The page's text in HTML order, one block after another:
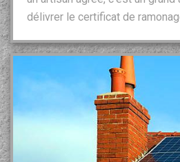
délivrer le certificat de